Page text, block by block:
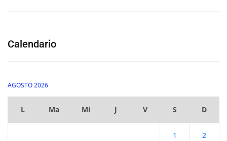
Calendario
AGOSTO 2026
L Ma Mi J V S D
1 2